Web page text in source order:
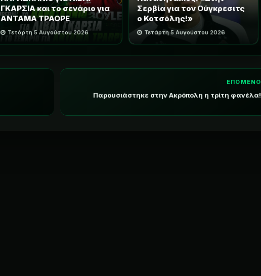
ΓΚΑΡΣΙΑ και το σενάριο για
ΑΝΤΑΜΑ ΤΡΑΟΡΕ
Τετάρτη 5 Αυγούστου 2026
Σερβία για τον Ούγκρεσιτς
ο Κοτσόλης!»
Τετάρτη 5 Αυγούστου 2026
ΕΠΟΜΕΝΟ
Παρουσιάστηκε στην Ακρόπολη η τρίτη φανέλα!